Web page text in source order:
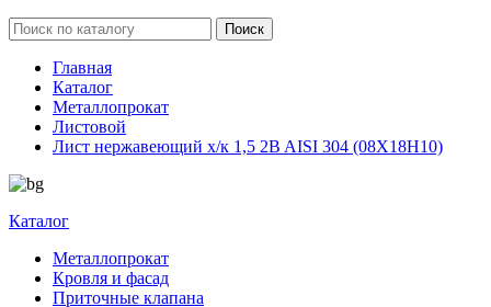
Главная
Каталог
Металлопрокат
Листовой
Лист нержавеющий х/к 1,5 2B AISI 304 (08Х18Н10)
Каталог
Металлопрокат
Кровля и фасад
Приточные клапана